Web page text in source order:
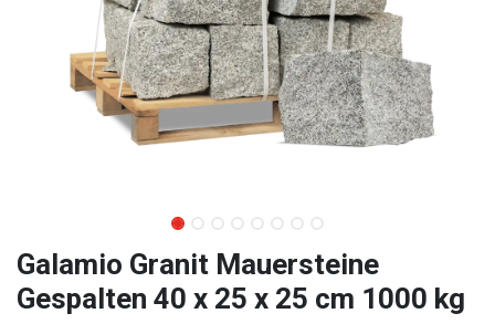
Galamio Granit Mauersteine
Gespalten 40 x 25 x 25 cm 1000 kg